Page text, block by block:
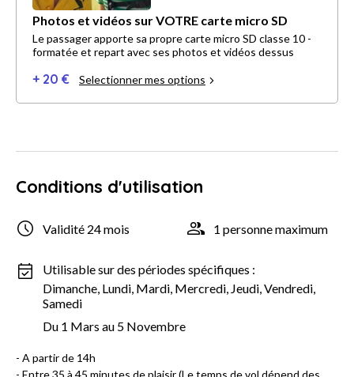
Photos et vidéos sur VOTRE carte micro SD
Le passager apporte sa propre carte micro SD classe 10 -
formatée et repart avec ses photos et vidéos dessus
+ 20 € Selectionner mes options
Conditions d'utilisation
Validité 24 mois 1 personne maximum
Utilisable sur des périodes spécifiques :
Dimanche, Lundi, Mardi, Mercredi, Jeudi, Vendredi,
Samedi
Du 1 Mars au 5 Novembre
- A partir de 14h